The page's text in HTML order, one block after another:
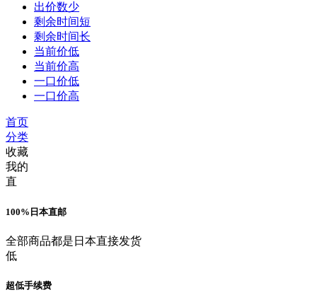
出价数少
剩余时间短
剩余时间长
当前价低
当前价高
一口价低
一口价高
首页
分类
收藏
我的
直
100%日本直邮
全部商品都是日本直接发货
低
超低手续费